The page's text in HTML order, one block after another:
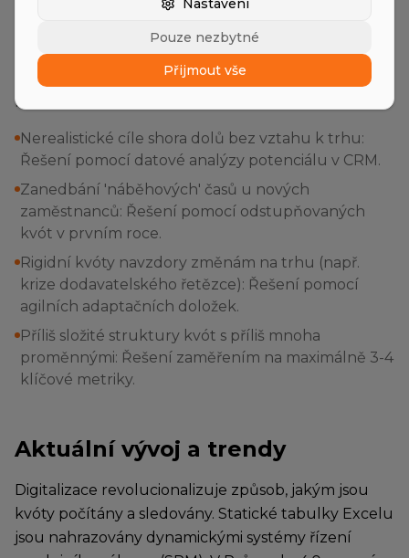
Nejčastější chyby a jejich řešení
Vyhněte se těmto klasickým nástrahám v řízení
kvót.
Nerealistické cíle shora dolů bez vztahu k trhu:
Řešení pomocí datové analýzy potenciálu v CRM.
Zanedbání 'náběhových' časů u nových
zaměstnanců: Řešení pomocí odstupňovaných
kvót v prvním roce.
Rigidní kvóty navzdory změnám na trhu (např.
krize dodavatelského řetězce): Řešení pomocí
agilních adaptačních doložek.
Příliš složité struktury kvót s příliš mnoha
proměnnými: Řešení zaměřením na maximálně 3-4
klíčové metriky.
Aktuální vývoj a trendy
Digitalizace revolucionalizuje způsob, jakým jsou
kvóty počítány a sledovány. Statické tabulky Excelu
jsou nahrazovány dynamickými systémy řízení
Pouze nezbytné
Přijmout vše